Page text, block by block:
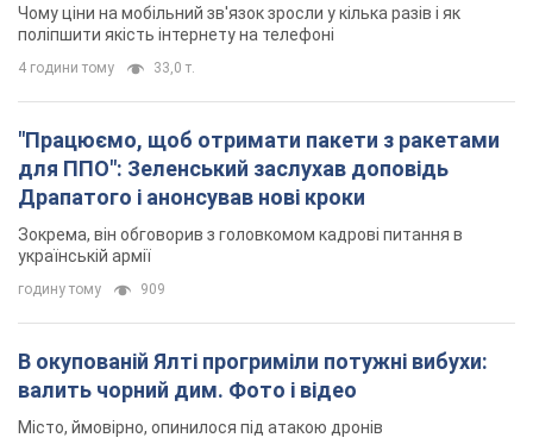
В окупованій Ялті прогриміли потужні вибухи:
валить чорний дим. Фото і відео
3 години тому 4,4 т.